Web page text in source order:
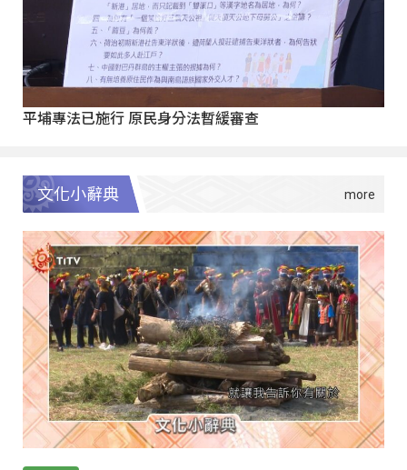
平埔專法已施行 原民身分法暫緩審查
文化小辭典